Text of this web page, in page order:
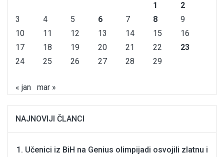
1
2
3
4 5 6 7 8
9
10
11 12 13 14 15
16
17
18 19 20 21 22
23
24
25 26 27 28 29
« jan mar »
NAJNOVIJI ČLANCI
Učenici iz BiH na Genius olimpijadi osvojili zlatnu i